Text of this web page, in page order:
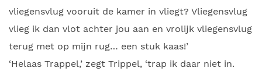
vliegensvlug vooruit de kamer in vliegt? Vliegensvlug
vlieg ik dan vlot achter jou aan en vrolijk vliegensvlug
terug met op mijn rug… een stuk kaas!’
‘Helaas Trappel,’ zegt Trippel, ‘trap ik daar niet in.